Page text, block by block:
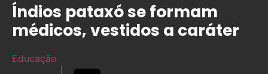
Índios pataxó se formam
médicos, vestidos a caráter
Educação